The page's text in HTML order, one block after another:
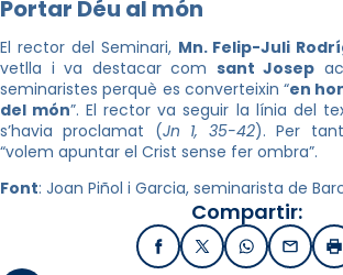
Portar Déu al món
El rector del Seminari, Mn. Felip-Juli
vetlla i va destacar com sant Josep
seminaristes perquè es converteixin “en
del món”. El rector va seguir la línia del
s’havia proclamat (Jn 1, 35-42). Per
“volem apuntar el Crist sense fer ombra”.
Font: Joan Piñol i Garcia, seminarista de
Compartir:
FacebookX / TwitterWhatsApp
Email